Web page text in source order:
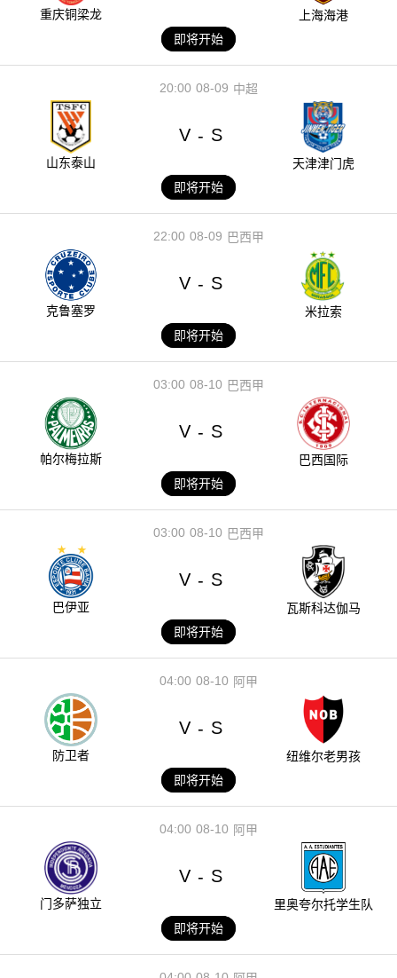
重庆铜梁龙
上海海港
即将开始
08-09
20:00 中超
山东泰山
V - S
天津津门虎
即将开始
08-09
22:00 巴西甲
克鲁塞罗
V - S
米拉索
即将开始
08-10
03:00 巴西甲
帕尔梅拉斯
V - S
巴西国际
即将开始
08-10
03:00 巴西甲
巴伊亚
V - S
瓦斯科达伽马
即将开始
08-10
04:00 阿甲
防卫者
V - S
纽维尔老男孩
即将开始
08-10
04:00 阿甲
门多萨独立
V - S
里奥夸尔托学生队
即将开始